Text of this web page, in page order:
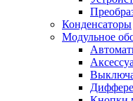
Конденсаторы
Модульное